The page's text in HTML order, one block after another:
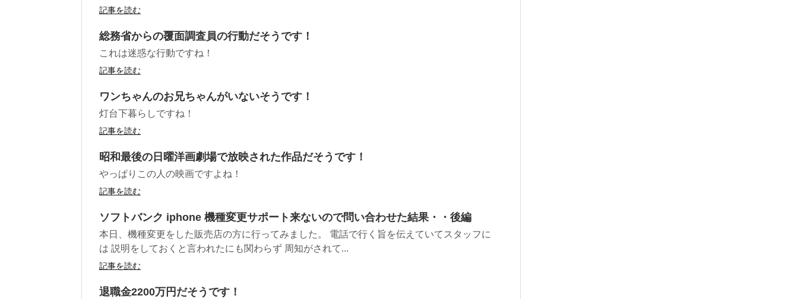
記事を読む
総務省からの覆面調査員の行動だそうです！
これは迷惑な行動ですね！
記事を読む
ワンちゃんのお兄ちゃんがいないそうです！
灯台下暮らしですね！
記事を読む
昭和最後の日曜洋画劇場で放映された作品だそうです！
やっぱりこの人の映画ですよね！
記事を読む
ソフトバンク iphone 機種変更サポート来ないので問い合わせた結果・・後編
本日、機種変更をした販売店の方に行ってみました。 電話で行く旨を伝えていてスタッフに
は 説明をしておくと言われたにも関わらず 周知がされて...
記事を読む
退職金2200万円だそうです！